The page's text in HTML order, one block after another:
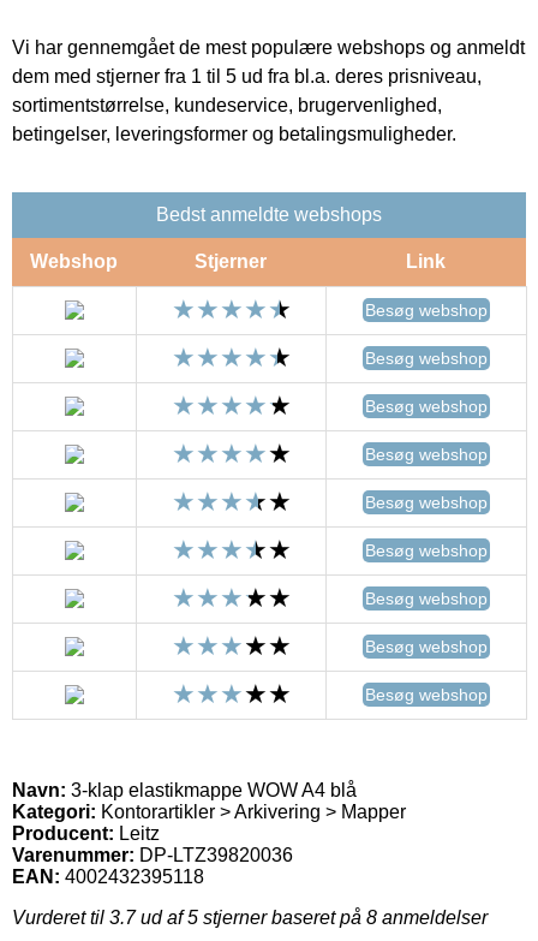
Vi har gennemgået de mest populære webshops og anmeldt
dem med stjerner fra 1 til 5 ud fra bl.a. deres prisniveau,
sortimentstørrelse, kundeservice, brugervenlighed,
betingelser, leveringsformer og betalingsmuligheder.
Bedst anmeldte webshops
Webshop Stjerner Link
Besøg webshop
Besøg webshop
Besøg webshop
Besøg webshop
Besøg webshop
Besøg webshop
Besøg webshop
Besøg webshop
Besøg webshop
Navn: 3-klap elastikmappe WOW A4 blå
Kategori: Kontorartikler > Arkivering > Mapper
Producent: Leitz
Varenummer: DP-LTZ39820036
EAN: 4002432395118
Vurderet til 3.7ud af 5 stjerner baseret på 8 anmeldelser